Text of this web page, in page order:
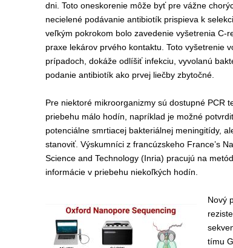
dni. Toto oneskorenie môže byť pre vážne
necielené podávanie antibiotík prispieva k
veľkým pokrokom bolo zavedenie vyšetrenia C-
praxe lekárov prvého kontaktu. Toto vyšetrenie
prípadoch, dokáže odlíšiť infekciu, vyvolanú
podanie antibiotík ako prvej liečby zbytočné.
Pre niektoré mikroorganizmy sú dostupné PCR
priebehu málo hodín, napríklad je možné
potenciálne smrtiacej bakteriálnej meningitídy,
stanoviť. Výskumníci z francúzskeho France’s
Science and Technology (Inria) pracujú na metód
informácie v priebehu niekoľkých hodín
Nový
tímu